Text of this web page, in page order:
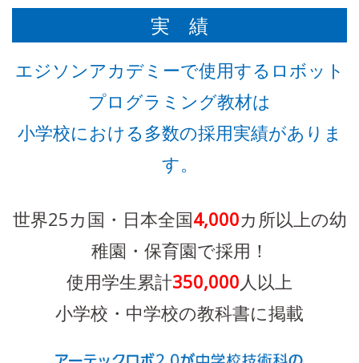
実 績
エジソンアカデミーで使用するロボット
プログラミング教材は
小学校における多数の採用実績がありま
す。
世界25カ国・日本全国4,000カ所以上の幼
稚園・保育園で採用！
使用学生累計350,000 人以上
小学校・中学校の教科書に掲載